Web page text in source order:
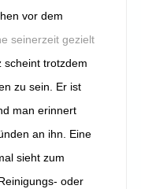
vor dem
seinerzeit gezielt
scheint trotzdem
zu sein. Er ist
man erinnert
an ihn. Eine
sieht zum
oder